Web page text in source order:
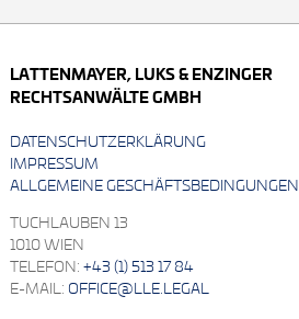
LATTENMAYER, LUKS & ENZINGER
RECHTSANWÄLTE GMBH
DATENSCHUTZERKLÄRUNG
IMPRESSUM
ALLGEMEINE GESCHÄFTSBEDINGUNGEN
TUCHLAUBEN 13
1010 WIEN
TELEFON: +43 (1) 513 17 84
E-MAIL: OFFICE@LLE.LEGAL